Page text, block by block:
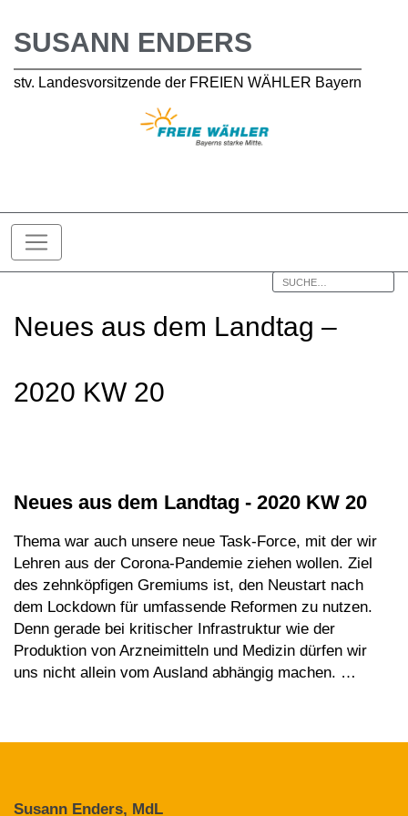
SUSANN ENDERS
stv. Landesvorsitzende der FREIEN WÄHLER Bayern
Neues aus dem Landtag –
2020 KW 20
Neues aus dem Landtag - 2020 KW 20
Thema war auch unsere neue Task-Force, mit der wir
Lehren aus der Corona-Pandemie ziehen wollen. Ziel
des zehnköpfigen Gremiums ist, den Neustart nach
dem Lockdown für umfassende Reformen zu nutzen.
Denn gerade bei kritischer Infrastruktur wie der
Produktion von Arzneimitteln und Medizin dürfen wir
uns nicht allein vom Ausland abhängig machen. …
Susann Enders, MdL